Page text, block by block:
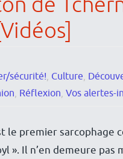
sécurité!, Culture,
, Réflexion, Vos alertes-
le premier sarcophage
». Il n’en demeure pas